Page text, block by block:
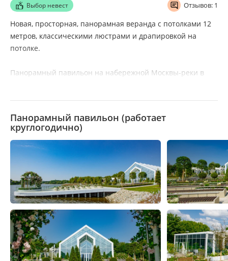
Выбор невест Отзывов: 1
Новая, просторная, панорамная веранда с потолками 12
метров, классическими люстрами и драпировкой на
потолке.
Панорамный павильон на набережной Москвы-реки в
Светлый зал с высокими панорамными окнами открывает
потрясающий вид на реку и зеленые аллеи парка, а
просторная терраса у воды идеально подходит для
выездной церемонии. Атмосферная ротонда,
обрамленная цветами, и романтичный закат над рекой
сделают вашу свадьбу по-настоящему незабываемой.
Здесь есть всё для стильного и элегантного торжества:
природное окружение, простор для декора и
вдохновляющие виды, которые станут идеальным фоном
для ваших свадебных фотографий.
Панорамный павильон (работает
круглогодично)